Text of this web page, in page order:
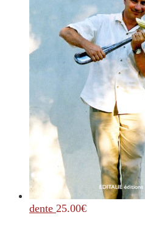
dente 25.00€